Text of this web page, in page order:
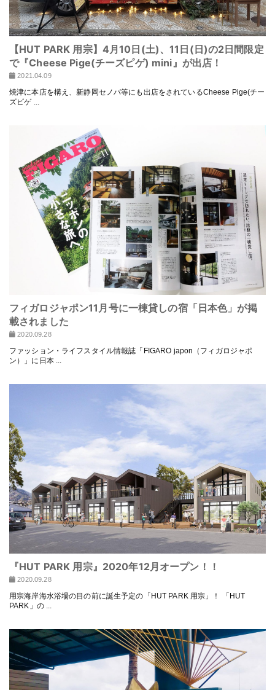
【HUT PARK 用宗】4月10日(土)、11日(日)の2日間限定
で『Cheese Pige(チーズピゲ) mini』が出店！
2021.04.09
焼津に本店を構え、新静岡セノバ等にも出店をされているCheese Pige(チー
ズピゲ ...
フィガロジャポン11月号に一棟貸しの宿「日本色」が掲
載されました
2020.09.28
ファッション・ライフスタイル情報誌「FIGARO japon（フィガロジャポ
ン）」に日本 ...
『HUT PARK 用宗』2020年12月オープン！！
2020.09.28
用宗海岸海水浴場の目の前に誕生予定の「HUT PARK 用宗」！ 「HUT
PARK」の ...